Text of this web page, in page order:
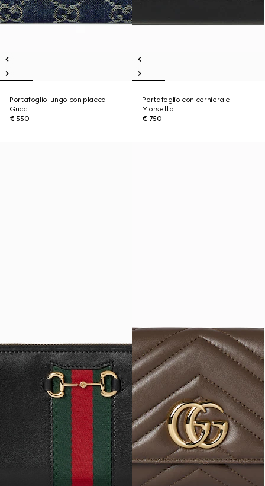
Portafoglio lungo con placca
Gucci
€ 550
Portafoglio con cerniera e
Morsetto
€ 750